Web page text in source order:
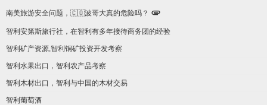
南美旅游安全问题，🇨🇴波哥大真的危险吗？
智利安第斯旅行社，在智利有多年接待商务团的经验
智利矿产资源,智利铜矿投资开发考察
智利水果出口，智利农产品考察
智利木材出口，智利与中国的木材交易
智利葡萄酒